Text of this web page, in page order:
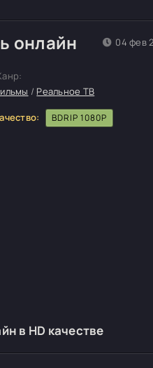
онлайн 04 фев
/ Реальное ТВ
BDRIP 1080P
в HD качестве